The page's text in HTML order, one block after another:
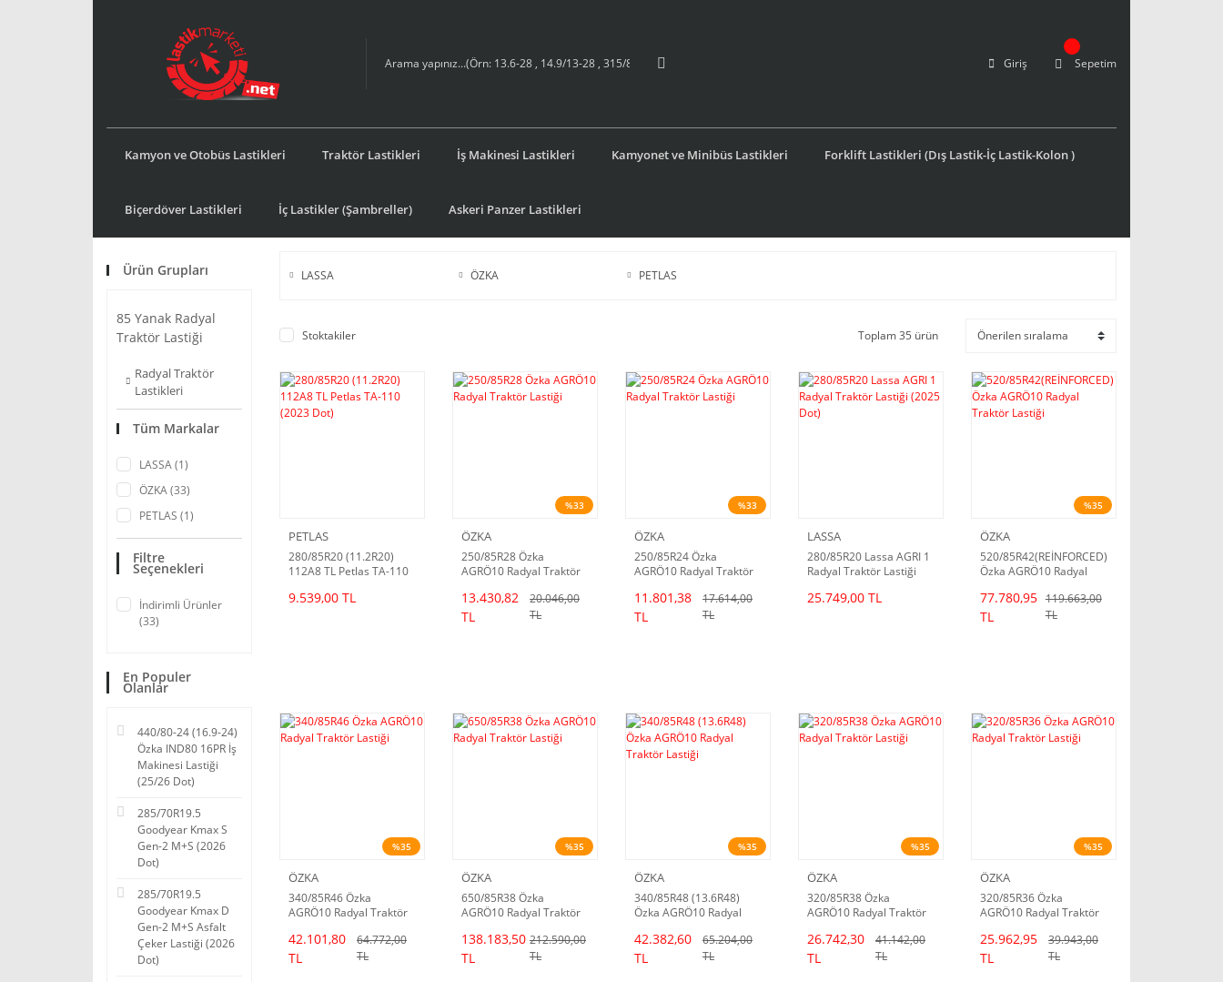
Giriş Sepetim
Kamyon ve Otobüs Lastikleri Traktör Lastikleri İş Makinesi Lastikleri Kamyonet ve Minibüs Lastikleri Forklift Lastikleri (Dış Lastik-İç Lastik-Kolon )
Biçerdöver Lastikleri İç Lastikler (Şambreller) Askeri Panzer Lastikleri
Ürün Grupları
85 Yanak Radyal
Traktör Lastiği
Radyal Traktör
Lastikleri
Tüm Markalar
LASSA (1)
ÖZKA (33)
PETLAS (1)
Filtre
Seçenekleri
İndirimli Ürünler
(33)
En Populer
Olanlar
440/80-24 (16.9-24)
Özka IND80 16PR İş
Makinesi Lastiği
(25/26 Dot)
285/70R19.5
Goodyear Kmax S
Gen-2 M+S (2026
Dot)
285/70R19.5
Goodyear Kmax D
Gen-2 M+S Asfalt
Çeker Lastiği (2026
Dot)
LASSA ÖZKA PETLAS
Stoktakiler Toplam 35 ürün
PETLAS
280/85R20 (11.2R20)
112A8 TL Petlas TA-110
9.539,00 TL
%33
ÖZKA
250/85R28 Özka
AGRÖ10 Radyal Traktör
13.430,82
TL
20.046,00
TL
%33
ÖZKA
250/85R24 Özka
AGRÖ10 Radyal Traktör
11.801,38
TL
17.614,00
TL
LASSA
280/85R20 Lassa AGRI 1
Radyal Traktör Lastiği
25.749,00 TL
%35
ÖZKA
520/85R42(REİNFORCED)
Özka AGRÖ10 Radyal
77.780,95
TL
119.663,00
TL
%35
ÖZKA
340/85R46 Özka
AGRÖ10 Radyal Traktör
42.101,80
TL
64.772,00
TL
%35
ÖZKA
650/85R38 Özka
AGRÖ10 Radyal Traktör
138.183,50
TL
212.590,00
TL
%35
ÖZKA
340/85R48 (13.6R48)
Özka AGRÖ10 Radyal
42.382,60
TL
65.204,00
TL
%35
ÖZKA
320/85R38 Özka
AGRÖ10 Radyal Traktör
26.742,30
TL
41.142,00
TL
%35
ÖZKA
320/85R36 Özka
AGRÖ10 Radyal Traktör
25.962,95
TL
39.943,00
TL